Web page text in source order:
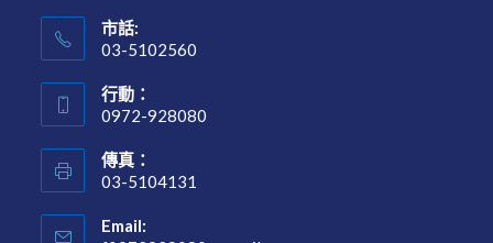
市話:
03-5102560
行動：
0972-928080
傳真：
03-5104131
Email: